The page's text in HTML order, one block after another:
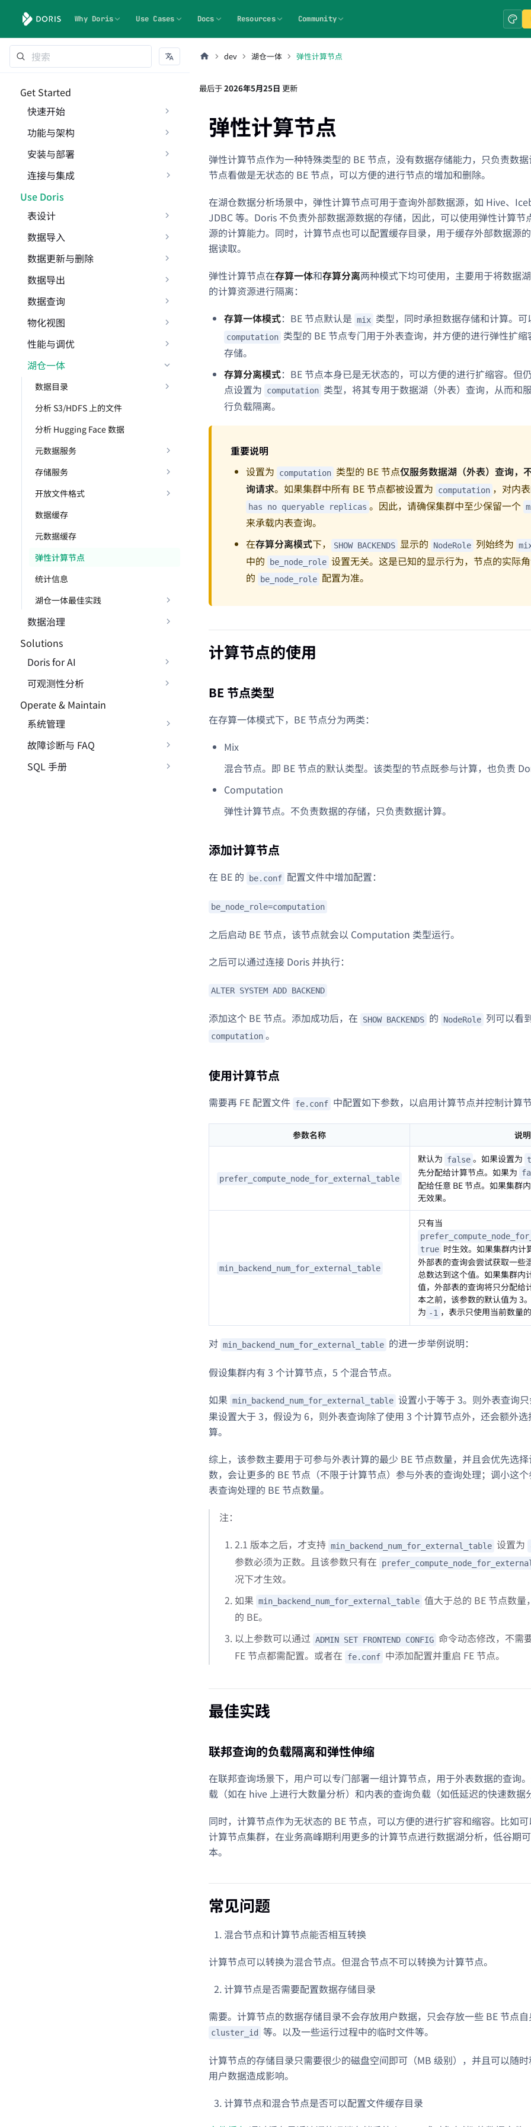
Why Doris Use Cases Docs Resources Community
Get Started
快速开始
功能与架构
安装与部署
连接与集成
Use Doris
表设计
数据导入
数据更新与删除
数据导出
数据查询
物化视图
性能与调优
湖仓一体
数据目录
分析 S3/HDFS 上的文件
分析 Hugging Face 数据
元数据服务
存储服务
开放文件格式
数据缓存
元数据缓存
弹性计算节点
统计信息
湖仓一体最佳实践
数据治理
Solutions
Doris for AI
可观测性分析
Operate & Maintain
系统管理
故障诊断与 FAQ
SQL 手册
dev 湖仓一体 弹性计算节点
最后于2026年5月25日 更新
弹性计算节点
弹性计算节点作为一种特殊类型的 BE 节点，没有数据存储能力，只负责数
节点看做是无状态的 BE 节点，可以方便的进行节点的增加和删除。
在湖仓数据分析场景中，弹性计算节点可用于查询外部数据源，如 Hive、
JDBC 等。Doris 不负责外部数据源数据的存储，因此，可以使用弹性计算节
源的计算能力。同时，计算节点也可以配置缓存目录，用于缓存外部数据源
据读取。
弹性计算节点在存算一体和存算分离两种模式下均可使用，主要用于将数据
的计算资源进行隔离：
存算一体模式：BE 节点默认是 mix 类型，同时承担数据存储和计算。
computation 类型的 BE 节点专门用于外表查询，并方便的进行弹性扩
存储。
存算分离模式：BE 节点本身已是无状态的，可以方便的进行扩缩容。但
点设置为
computation 类型，将其专用于数据湖（外表）查询，从而和
行负载隔离。
重要说明
设置为
computation 类型的 BE 节点仅服务数据湖（外表）查询，
询请求。如果集群中所有 BE 节点都被设置为 computation ，对内
has no queryable replicas 。因此，请确保集群中至少保留一个
来承载内表查询。
在存算分离模式下， SHOW BACKENDS 显示的 NodeRole 列始终为
中的
be_node_role 设置无关。这是已知的显示行为，节点的实际
的
be_node_role 配置为准。
计算节点的使用
BE 节点类型
在存算一体模式下，BE 节点分为两类：
Mix
混合节点。即 BE 节点的默认类型。该类型的节点既参与计算，也负责
Computation
弹性计算节点。不负责数据的存储，只负责数据计算。
添加计算节点
在 BE 的 be.conf 配置文件中增加配置：
be_node_role=computation
之后启动 BE 节点，该节点就会以 Computation 类型运行。
之后可以通过连接 Doris 并执行：
ALTER SYSTEM ADD BACKEND
添加这个 BE 节点。添加成功后，在 SHOW BACKENDS 的 NodeRole 列可以看
computation 。
使用计算节点
需要再 FE 配置文件 fe.conf 中配置如下参数，以启用计算节点并控制计算节
参数名称 说明
prefer_compute_node_for_external_table
默认为 false 。如果设置为
先分配给计算节点。如果为
配给任意 BE 节点。如果集群
无效果。
min_backend_num_for_external_table
只有当
true 时生效。如果集群内计
外部表的查询会尝试获取一些
总数达到这个值。如果集群内
值，外部表的查询将只分配给
本之前，该参数的默认值为 3
为 -1 ，表示只使用当前数量
对 min_backend_num_for_external_table 的进一步举例说明：
假设集群内有 3 个计算节点，5 个混合节点。
如果 min_backend_num_for_external_table 设置小于等于 3。则外表查询
果设置大于 3，假设为 6，则外表查询除了使用 3 个计算节点外，还会额外
算。
综上，该参数主要用于可参与外表计算的最少 BE 节点数量，并且会优先选
数，会让更多的 BE 节点（不限于计算节点）参与外表的查询处理；调小这
表查询处理的 BE 节点数量。
注：
2.1 版本之后，才支持 min_backend_num_for_external_table 设置为
参数必须为正数。且该参数只有在
况下才生效。
如果 min_backend_num_for_external_table 值大于总的 BE 节点数
的 BE。
以上参数可以通过 ADMIN SET FRONTEND CONFIG 命令动态修改，不需
FE 节点都需配置。或者在
fe.conf 中添加配置并重启 FE 节点。
最佳实践
联邦查询的负载隔离和弹性伸缩
在联邦查询场景下，用户可以专门部署一组计算节点，用于外表数据的查询
载（如在 hive 上进行大数量分析）和内表的查询负载（如低延迟的快速数据
同时，计算节点作为无状态的 BE 节点，可以方便的进行扩容和缩容。比如
计算节点集群，在业务高峰期利用更多的计算节点进行数据湖分析，低谷期
本。
常见问题
混合节点和计算节点能否相互转换
计算节点可以转换为混合节点。但混合节点不可以转换为计算节点。
计算节点是否需要配置数据存储目录
需要。计算节点的数据存储目录不会存放用户数据，只会存放一些 BE 节点
cluster_id 等。以及一些运行过程中的临时文件等。
计算节点的存储目录只需要很少的磁盘空间即可（MB 级别），并且可以随
用户数据造成影响。
计算节点和混合节点是否可以配置文件缓存目录